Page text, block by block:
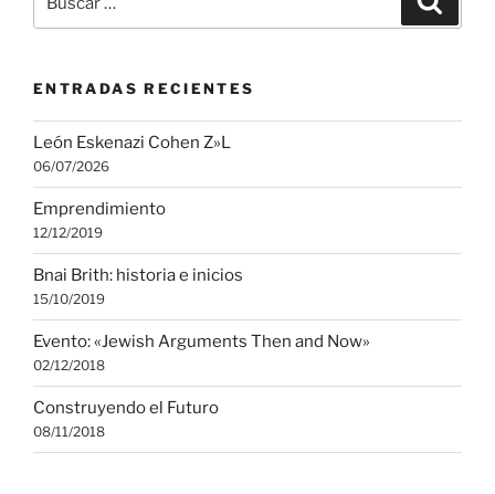
por:
ENTRADAS RECIENTES
León Eskenazi Cohen Z»L
06/07/2026
Emprendimiento
12/12/2019
Bnai Brith: historia e inicios
15/10/2019
Evento: «Jewish Arguments Then and Now»
02/12/2018
Construyendo el Futuro
08/11/2018